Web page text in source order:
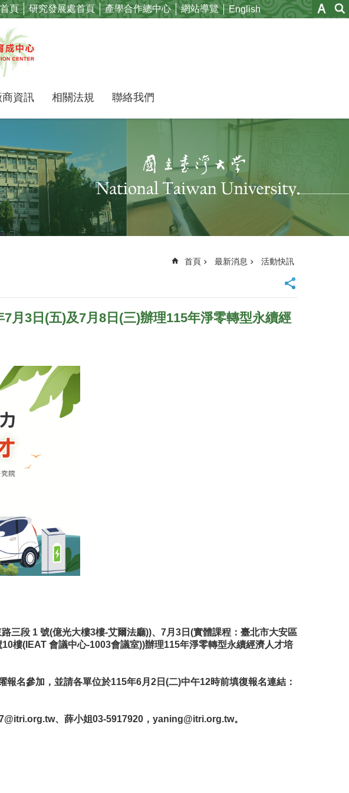
頁 研究發展處首頁 產學合作總中心 網站導覽 English
商資訊 相關法規 聯絡我們
首頁 最新消息 活動快訊
月3日(五)及7月8日(三)辦理115年淨零轉型永續經
三段 1 號(億光大樓3樓-艾爾法廳))、7月3日(實體課程：臺北市大安區
樓(IEAT 會議中心-1003會議室))辦理115年淨零轉型永續經濟人才培
名參加，並請各單位於115年6月2日(二)中午12時前填復報名連結：
、薛小姐03-5917920， yaning@itri.org.tw。